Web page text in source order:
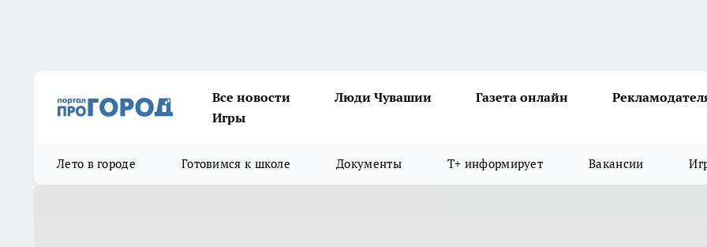
Все новости Люди Чувашии Газета онлайн
Игры
Лето в городе Готовимся к школе Документы Т+ информирует Вакансии